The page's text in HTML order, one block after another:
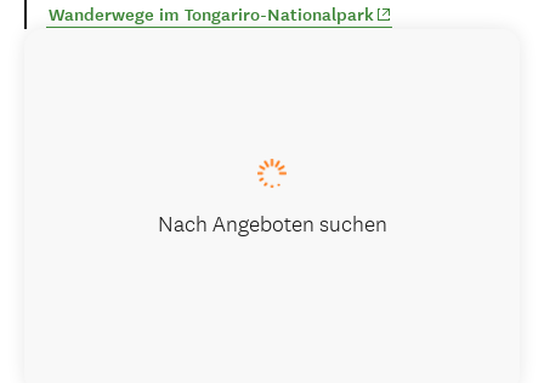
Wanderwege im Tongariro-Nationalpark(opens in new
Nach Angeboten suchen